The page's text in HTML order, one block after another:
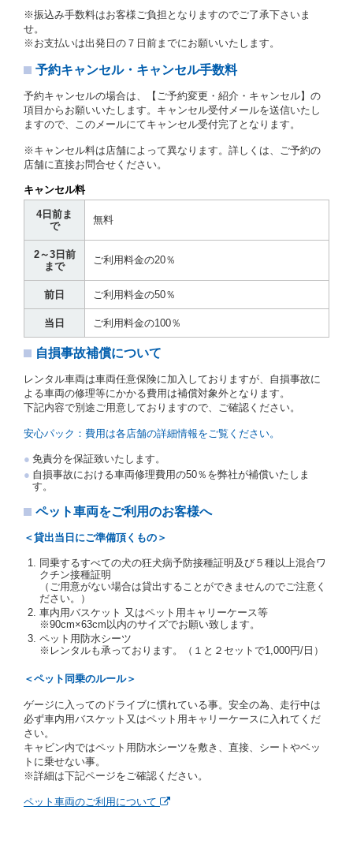
当社及び借受人は、予約が取り消され、又は貸渡契約
が締結されなかったことについて、第４条及び第５条
に定める場合を除き、相互に何らの請求をしないもの
とします。
第３章／貸 渡 し
第７条（貸渡契約の締結）
借受人は第２条第１項に定める借受条件を明示し、当
貸渡契約を締結するものとします。ただし、貸し渡す
ことができるレンタカーがない場合又は借受人若しく
は運転者が第８条第１項若しくは第２項各号のいずれ
かに該当する場合を除きます。
貸渡契約を締結した場合、借受人は当社に第１0条第
１項に定める貸渡料金を支払うものとします。
運転者の義務と定められた事項を遵守するものとしま
す。
当社は、監督官庁の基本通達（注１）に基づき、貸渡
運転者の氏名、住所、運転免許の種類及び運転免許証
写しを添付するため、貸渡契約の締結にあたり、借受
人に対し、借受人の指定する運転者（以下「運転者」
といいます。）の運転免許証の提示を求めるほか、そ
の写しの提出を求めることがあります。この場合、借
受人は、自己が運転者であるときは自己の運転免許証
の運転免許証を提示するものとします。
交通局長通達「レンタカーに関する基本通達」（自
旅第138号 平成7年6月13日）の２．(10)及び(11)の
注２）運転免許証とは、道路交通法第９２条に規定
される運転免許証のうち、道路交通法施行規則第１
９条別記様式第１４の書式の運転免許証をいいま
す。
当社は、貸渡契約の締結にあたり、借受人及び運転者
に対し、運転免許証のほかに本人確認ができる書類の
提示を求め、及び提出された書類の写しをとることが
あります。
当社は、貸渡契約の締結にあたり、借受期間中に借受
人及び運転者と連絡するための携帯電話番号等の告知
を求めます。
レジットカード若しくは現金による支払いを求め、又
借受人は契約後の借受期間の延長はできないものとし
ます。
当社は、借受人又は運転者が前3項に従わない場合
は、貸渡契約の締結を拒絶するとともに、予約を取消
すことができるものとします。なお、この場合の予約
のとします。
※振込み手数料はお客様ご負担となりますのでご了承下さいま
せ。
※お支払いは出発日の７日前までにお願いいたします。
予約キャンセル・キャンセル手数料
予約キャンセルの場合は、【ご予約変更・紹介・キャンセル】の
項目からお願いいたします。キャンセル受付メールを送信いたし
ますので、このメールにてキャンセル受付完了となります。
※キャンセル料は店舗によって異なります。詳しくは、ご予約の
店舗に直接お問合せください。
キャンセル料
4日前ま
で
無料
2～3日前
まで
ご利用料金の20％
前日 ご利用料金の50％
当日 ご利用料金の100％
自損事故補償について
レンタル車両は車両任意保険に加入しておりますが、自損事故に
よる車両の修理等にかかる費用は補償対象外となります。
下記内容で別途ご用意しておりますので、ご確認ください。
安心パック：費用は各店舗の詳細情報をご覧ください。
免責分を保証致いたします。
自損事故における車両修理費用の50％を弊社が補償いたしま
す。
ペット車両をご利用のお客様へ
＜貸出当日にご準備頂くもの＞
同乗するすべての犬の狂犬病予防接種証明及び５種以上混合ワ
クチン接種証明
（ご用意がない場合は貸出することができませんのでご注意く
ださい。）
車内用バスケット 又はペット用キャリーケース等
※90cm×63cm以内のサイズでお願い致します。
ペット用防水シーツ
※レンタルも承っております。（１と２セットで1,000円/日）
＜ペット同乗のルール＞
ゲージに入ってのドライブに慣れている事。安全の為、走行中は
必ず車内用バスケット又はペット用キャリーケースに入れてくだ
さい。
キャビン内ではペット用防水シーツを敷き、直接、シートやベッ
トに乗せない事。
※詳細は下記ページをご確認ください。
ペット車両のご利用について